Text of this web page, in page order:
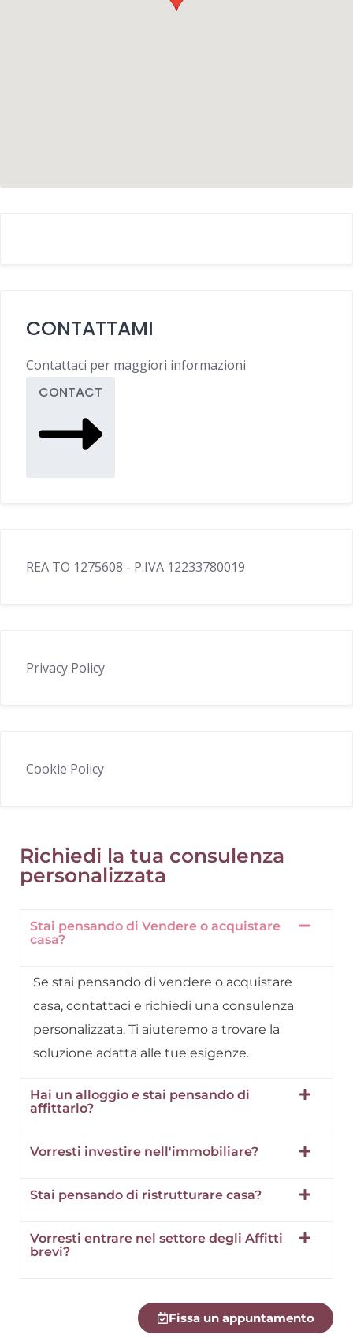
CONTATTAMI
Contattaci per maggiori informazioni
CONTACT
REA TO 1275608 - P.IVA 12233780019
Privacy Policy
Cookie Policy
Richiedi la tua consulenza
personalizzata
Stai pensando di Vendere o acquistare
casa?
Se stai pensando di vendere o acquistare
casa, contattaci e richiedi una consulenza
personalizzata. Ti aiuteremo a trovare la
soluzione adatta alle tue esigenze.
Hai un alloggio e stai pensando di
affittarlo?
Vorresti investire nell'immobiliare?
Stai pensando di ristrutturare casa?
Vorresti entrare nel settore degli Affitti
brevi?
Fissa un appuntamento